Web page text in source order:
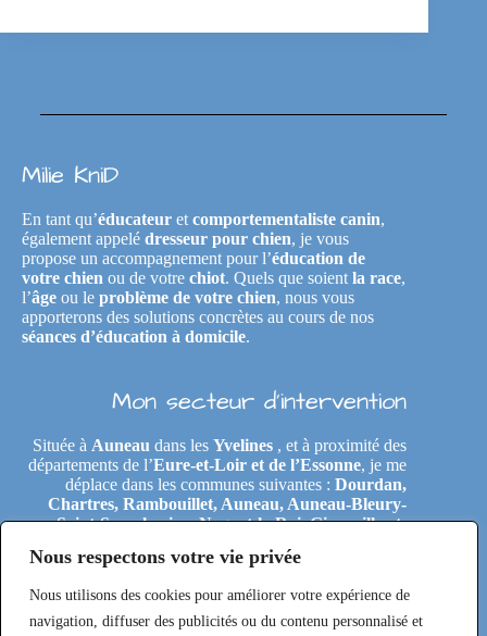
Nous respectons votre vie privée
Nous utilisons des cookies pour améliorer votre expérience de
navigation, diffuser des publicités ou du contenu personnalisé et
Milie KniD
En tant qu’éducateur et comportementaliste canin,
également appelé dresseur pour chien, je vous
propose un accompagnement pour l’éducation de
votre chien ou de votre chiot. Quels que soient la race,
l’âge ou le problème de votre chien, nous vous
apporterons des solutions concrètes au cours de nos
séances d’éducation à domicile.
Mon secteur d’intervention
Située à Auneau dans lesYvelines , et à proximité des
départements de l’Eure-et-Loir et de l’Essonne, je me
déplace dans les communes suivantes :Dourdan,
Chartres, Rambouillet, Auneau, Auneau-Bleury-
Saint-Symphorien, Nogent-le-Roi, Gironville-et-
Maintenon, Épernon, Le Perray-en-Yvelines,
Saint-Arnoult-en-Yvelines, Étréchy, Morigny-
Champigny, Saclas, Toury, Eole-en-Beauce, Les